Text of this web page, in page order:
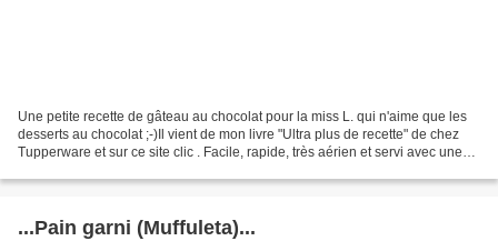
Une petite recette de gâteau au chocolat pour la miss L. qui n'aime que les
desserts au chocolat ;-)Il vient de mon livre "Ultra plus de recette" de chez
Tupperware et sur ce site clic . Facile, rapide, très aérien et servi avec une
...Pain garni (Muffuleta)...